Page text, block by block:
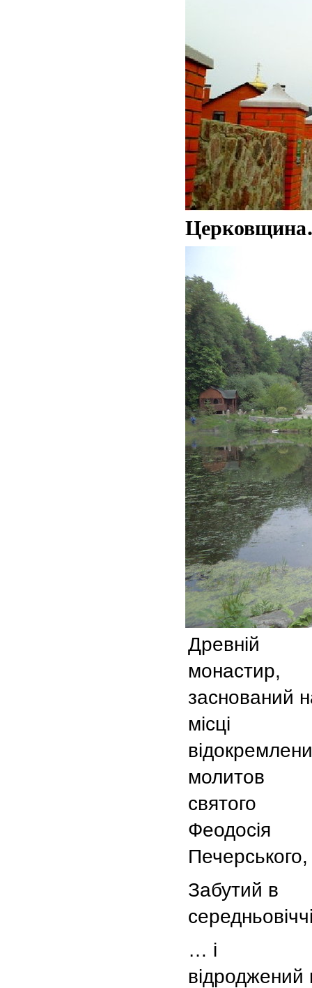
Древній
монастир,
заснований
місці
молитов
святого
Феодосія
Печерського,
Забутий в
… і
відроджений